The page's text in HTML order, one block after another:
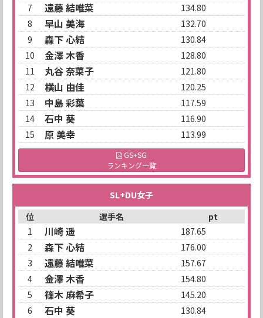
7
遠藤 結唯菜
134.80
8
早山 美海
132.70
9
森下 心結
130.84
10
金澤 木香
128.80
11
丸谷 奈菜子
121.80
12
横山 由佳
120.25
13
中島 彩葉
117.59
14
石中 葵
116.90
15
原 美幸 113.99
GS+SG
ランキング一覧
SL+DU女子
位
選手名
pt
1
川崎 遥
187.65
2
森下 心結
176.00
3
遠藤 結唯菜
157.67
4
金澤 木香
154.80
5
篠木 麻希子
145.20
6
石中 葵
130.84